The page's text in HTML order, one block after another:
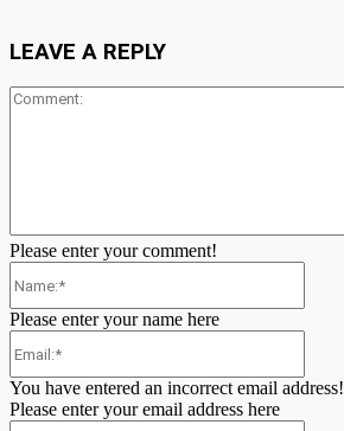
LEAVE A REPLY
Please enter your comment!
Please enter your name here
You have entered an incorrect email address!
Please enter your email address here